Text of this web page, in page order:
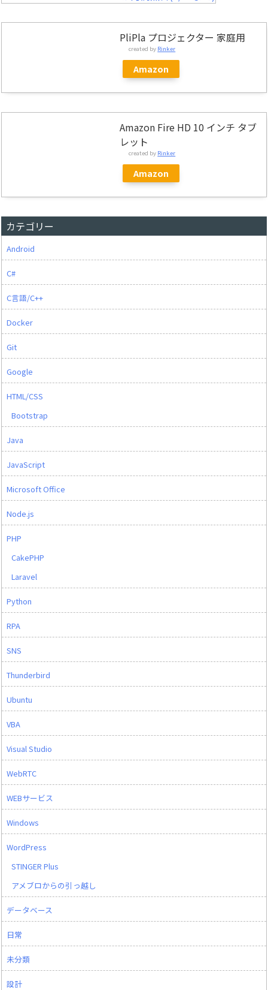
PliPla プロジェクター 家庭用
created by Rinker
Amazon
Amazon Fire HD 10 インチ タブ
レット
created by Rinker
Amazon
カテゴリー
Android
C#
C言語/C++
Docker
Git
Google
HTML/CSS
Bootstrap
Java
JavaScript
Microsoft Office
Node.js
PHP
CakePHP
Laravel
Python
RPA
SNS
Thunderbird
Ubuntu
VBA
Visual Studio
WebRTC
WEBサービス
Windows
WordPress
STINGER Plus
アメブロからの引っ越し
データベース
日常
未分類
設計